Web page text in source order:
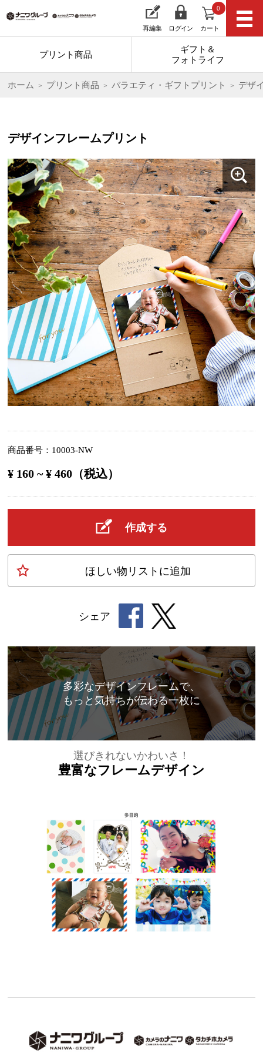
再編集 ログイン カート
0
プリント商品
ギフト＆
フォトライフ
ホーム プリント商品 バラエティ・ギフトプリント デザ
デザインフレームプリント
商品番号 10003-NW
¥ 160 ~ ¥ 460（税込）
作成する
ほしい物 リスト に追加
シェア
多彩なデザインフレームで、
もっと気持ちが伝わる一枚に
選びきれないかわいさ！
豊富なフレームデザイン